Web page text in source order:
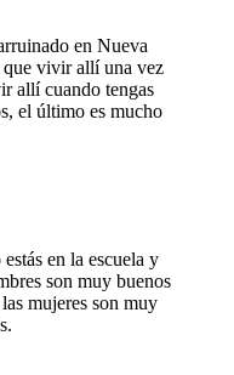
en Nueva
que vivir allí una vez
allí cuando tengas
el último es mucho
en la escuela y
son muy buenos
mujeres son muy